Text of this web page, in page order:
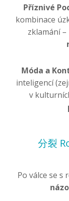
Příznivé
kombinace
zklamání
Móda a
inteligencí
v
分裂
Po válce se s